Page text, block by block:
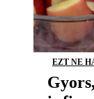
EZT NE